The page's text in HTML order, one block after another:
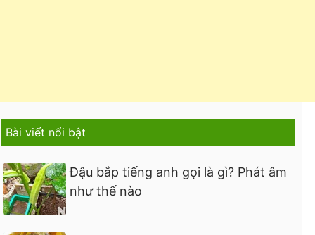
Bài viết nổi bật
Đậu bắp tiếng anh gọi là gì? Phát âm
như thế nào